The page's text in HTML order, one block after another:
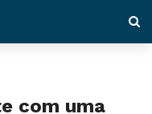
com uma